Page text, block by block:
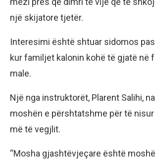
një skijatore tjetër.
Interesimi është shtuar sidomos
kur familjet kalonin kohë të gjatë në
male.
Një nga instruktorët, Plarent Salihi,
moshën e përshtatshme për të
më të vegjlit.
“Mosha gjashtëvjeçare është